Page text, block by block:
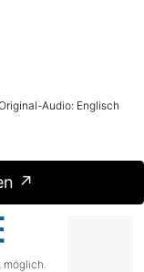
Audio: Englisch
↗
möglich.